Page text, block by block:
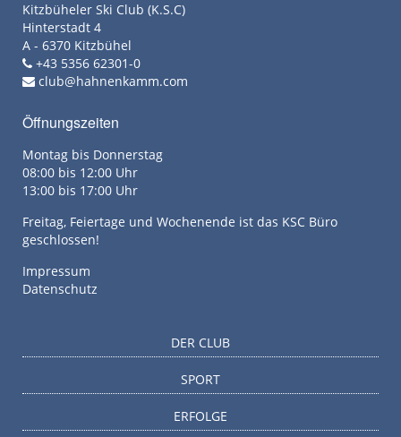
Kitzbüheler Ski Club (K.S.C)
Hinterstadt 4
A - 6370 Kitzbühel
+43 5356 62301-0
club@hahnenkamm.com
Öffnungszeiten
Montag bis Donnerstag
08:00 bis 12:00 Uhr
13:00 bis 17:00 Uhr
Freitag, Feiertage und Wochenende ist das KSC Büro
geschlossen!
Impressum
Datenschutz
DER CLUB
SPORT
ERFOLGE